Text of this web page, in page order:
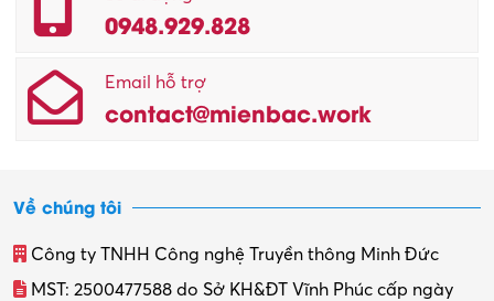
0948.929.828
Email hỗ trợ
contact@mienbac.work
Về chúng tôi
Công ty TNHH Công nghệ Truyền thông Minh Đức
MST: 2500477588 do Sở KH&ĐT Vĩnh Phúc cấp ngày